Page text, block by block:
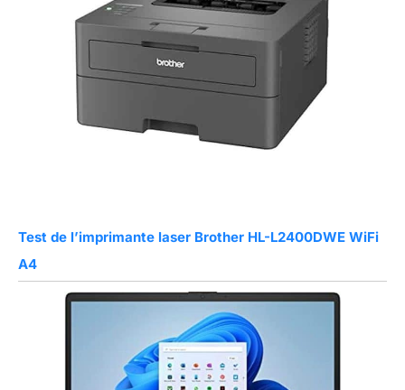
Test de l’imprimante laser Brother HL-L2400DWE WiFi
A4